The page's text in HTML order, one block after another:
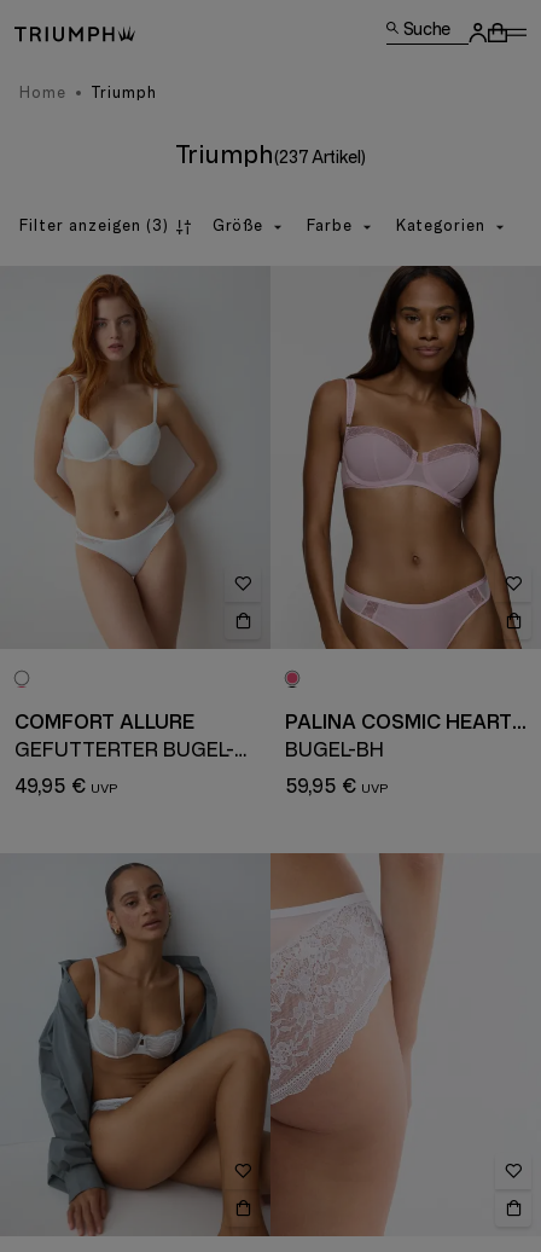
Suche
Home Triumph
Triumph(237 Artikel)
Filter anzeigen (3) Größe Farbe Kategorien
COMFORT ALLURE
GEFÜTTERTER BÜGEL-BH
49,95 €
PALINA COSMIC HEARTBEAT
BÜGEL-BH
59,95 €